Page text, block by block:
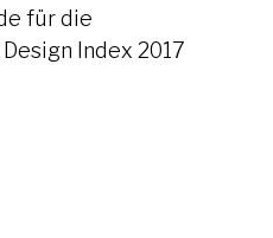
für die
Index 2017